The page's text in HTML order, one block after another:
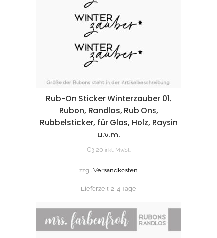
Rub-On Sticker Winterzauber 01,
Rubon, Randlos, Rub Ons,
Rubbelsticker, für Glas, Holz, Raysin
u.v.m.
€3,20 inkl. MwSt.
zzgl. Versandkosten
Lieferzeit: 2-4 Tage